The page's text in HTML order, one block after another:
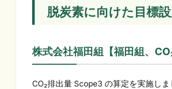
脱炭素に向けた目標
株式会社福田組【福田組、
CO₂排出量 Scope3 の算定を実施しま